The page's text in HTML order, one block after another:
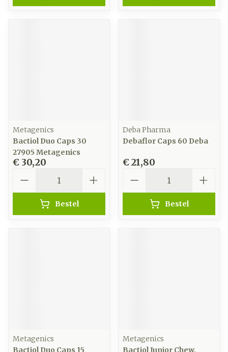
Metagenics
Bactiol Duo Caps 30
27905 Metagenics
€ 30,20
Bestel
Deba Pharma
Debaflor Caps 60 Deba
€ 21,80
Bestel
Metagenics
Bactiol Duo Caps 15
Metagenics
Bactiol Junior Chew.